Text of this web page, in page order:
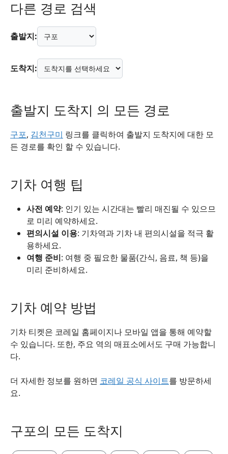
다른 경로 검색
출발지:
도착지:
출발지 도착지 의 모든 경로
구포, 김천구미 링크를 클릭하여 출발지 도착지에 대한 모
든 경로를 확인 할 수 있습니다.
기차 여행 팁
사전 예약: 인기 있는 시간대는 빨리 매진될 수 있으므
로 미리 예약하세요.
편의시설 이용: 기차역과 기차 내 편의시설을 적극 활
용하세요.
여행 준비: 여행 중 필요한 물품(간식, 음료, 책 등)을
미리 준비하세요.
기차 예약 방법
기차 티켓은 코레일 홈페이지나 모바일 앱을 통해 예약할
수 있습니다. 또한, 주요 역의 매표소에서도 구매 가능합니
다.
더 자세한 정보를 원하면 코레일 공식 사이트를 방문하세
요.
구포의 모든 도착지